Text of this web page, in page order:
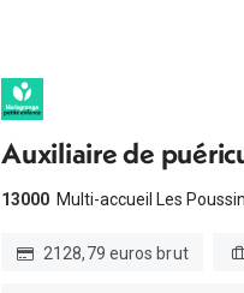
Auxiliaire de
13000 Multi-accueil Les
2128,79 euros brut